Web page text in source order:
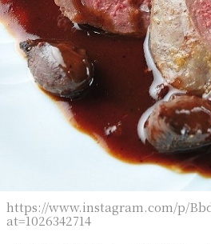
https://www.instagram.com/p/
at=1026342714